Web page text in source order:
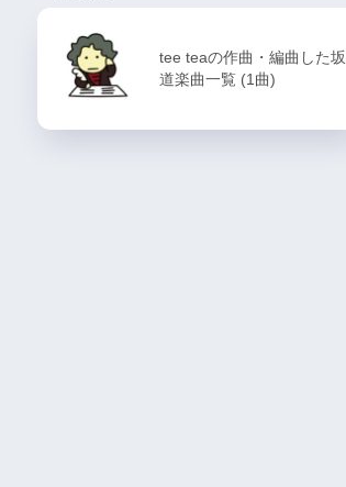
tee teaの作曲・編曲した坂
道楽曲一覧 (1曲)